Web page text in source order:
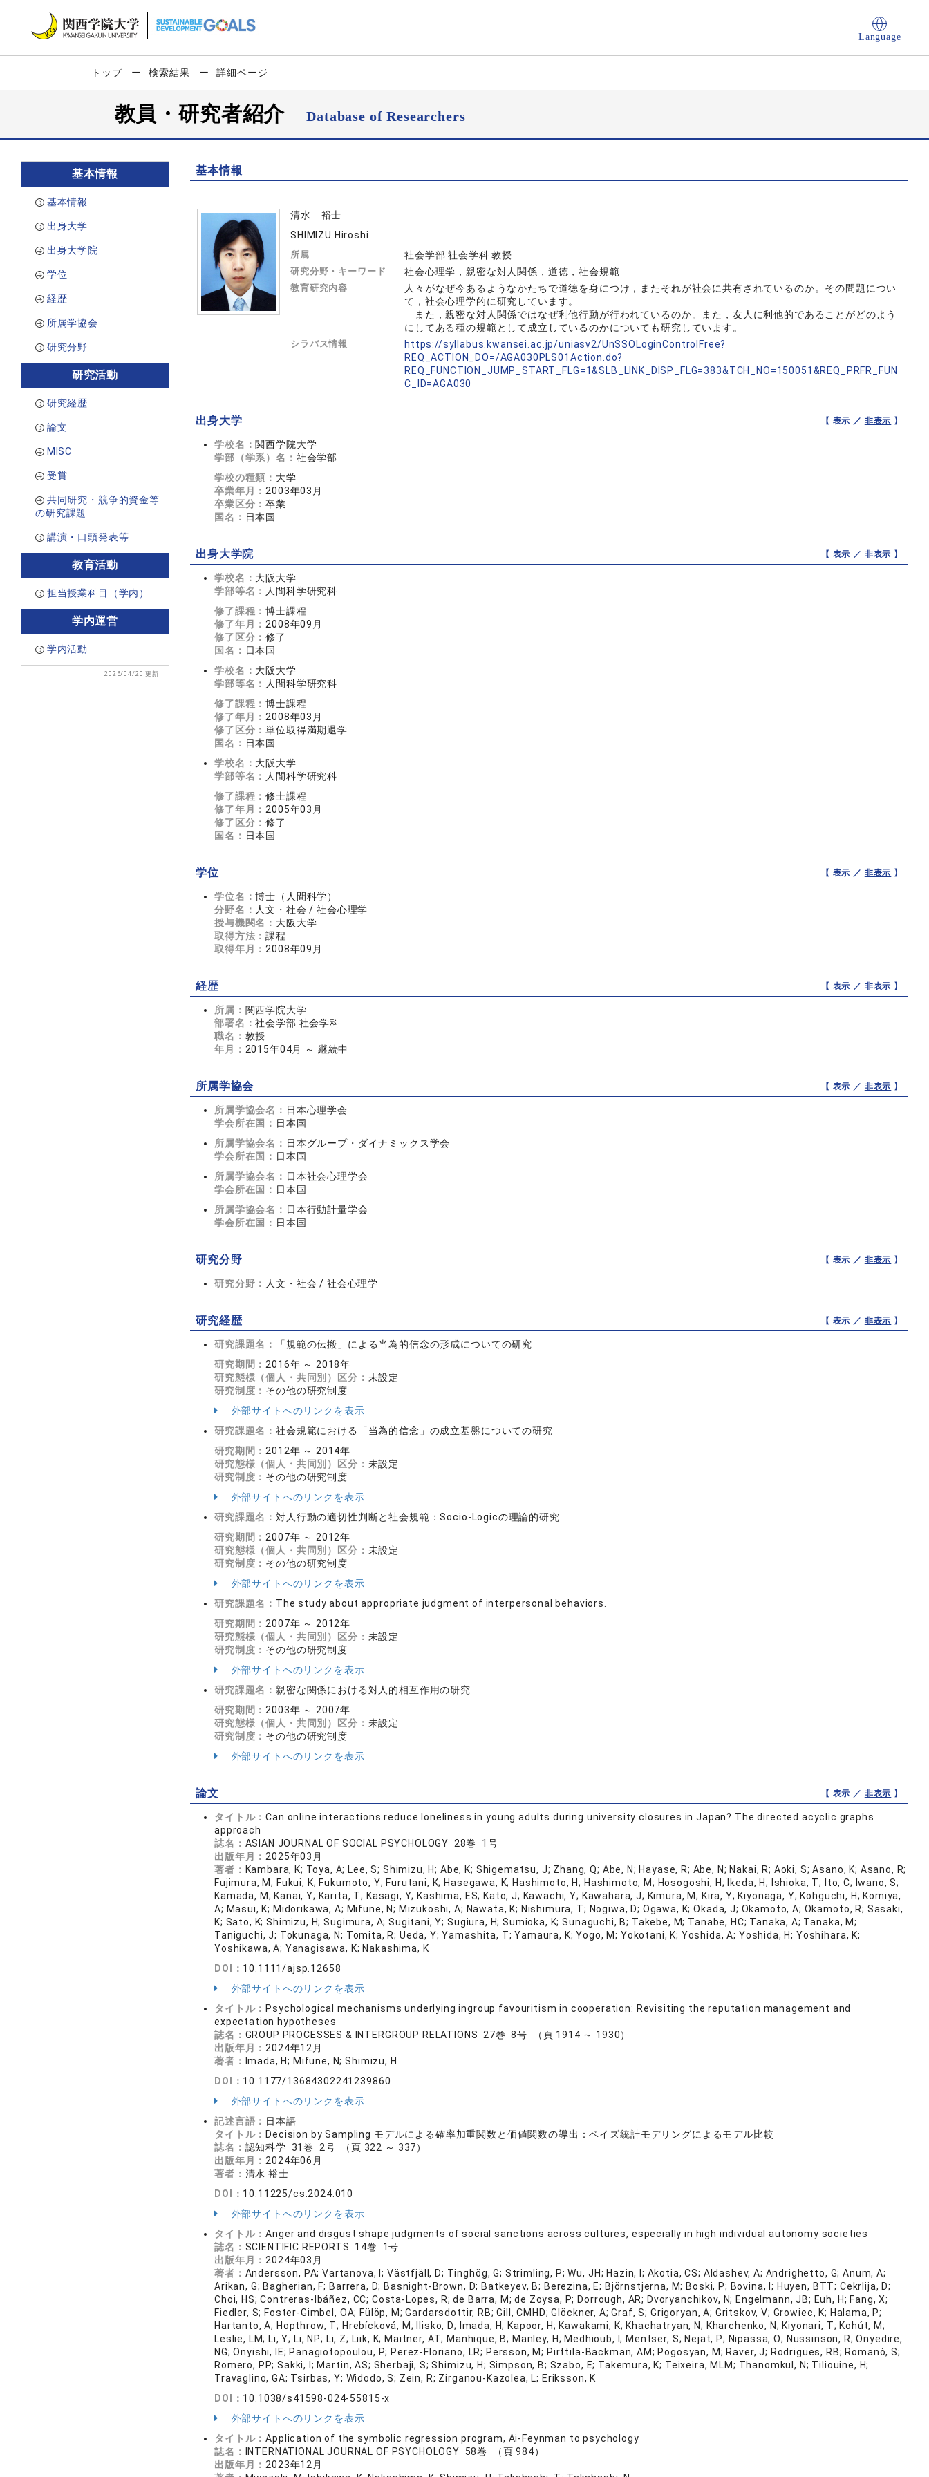
Language
トップ 検索結果 詳細ページ
教員・研究者紹介Database of Researchers
基本情報
基本情報
出身大学
出身大学院
学位
経歴
所属学協会
研究分野
研究活動
研究経歴
論文
MISC
受賞
共同研究・競争的資金等
の研究課題
講演・口頭発表等
教育活動
担当授業科目（学内）
学内運営
学内活動
2026/04/20 更新
基本情報
清水 裕士
SHIMIZU Hiroshi
所属 社会学部 社会学科 教授
研究分野・キーワード 社会心理学，親密な対人関係，道徳，社会規範
教育研究内容
人々がなぜ今あるようなかたちで道徳を身につけ，またそれが社会に共有されているのか。その問題につい
て，社会心理学的に研究しています。
また，親密な対人関係ではなぜ利他行動が行われているのか。また，友人に利他的であることがどのよう
にしてある種の規範として成立しているのかについても研究しています。
シラバス情報
https://syllabus.kwansei.ac.jp/uniasv2/UnSSOLoginControlFree?
REQ_ACTION_DO=/AGA030PLS01Action.do?
REQ_FUNCTION_JUMP_START_FLG=1&SLB_LINK_DISP_FLG=383&TCH_NO=150051&REQ_PRFR_FUN
C_ID=AGA030
出身大学 【 表示 ／ 非表示 】
学校名： 関西学院大学
学部（学系）名： 社会学部
学校の種類： 大学
卒業年月： 2003年03月
卒業区分：卒業
国名： 日本国
出身大学院 【 表示 ／ 非表示 】
学校名： 大阪大学
学部等名： 人間科学研究科
修了課程：博士課程
修了年月： 2008年09月
修了区分：修了
国名： 日本国
学校名： 大阪大学
学部等名： 人間科学研究科
修了課程：博士課程
修了年月： 2008年03月
修了区分：単位取得満期退学
国名： 日本国
学校名： 大阪大学
学部等名： 人間科学研究科
修了課程：修士課程
修了年月： 2005年03月
修了区分：修了
国名： 日本国
学位 【 表示 ／ 非表示 】
学位名：博士（人間科学）
分野名： 人文・社会 / 社会心理学
授与機関名： 大阪大学
取得方法：課程
取得年月： 2008年09月
経歴 【 表示 ／ 非表示 】
所属： 関西学院大学
部署名：社会学部 社会学科
職名： 教授
年月： 2015年04月 ～ 継続中
所属学協会 【 表示 ／ 非表示 】
所属学協会名： 日本心理学会
学会所在国： 日本国
所属学協会名： 日本グループ・ダイナミックス学会
学会所在国： 日本国
所属学協会名： 日本社会心理学会
学会所在国： 日本国
所属学協会名： 日本行動計量学会
学会所在国： 日本国
研究分野 【 表示 ／ 非表示 】
研究分野： 人文・社会 / 社会心理学
研究経歴 【 表示 ／ 非表示 】
研究課題名：
「規範の伝搬」による当為的信念の形成についての研究
研究期間： 2016年 ～ 2018年
研究態様（個人・共同別）区分： 未設定
研究制度： その他の研究制度
外部サイトへのリンクを表示
研究課題名：社会規範における「当為的信念」の成立基盤についての研究
研究期間： 2012年 ～ 2014年
研究態様（個人・共同別）区分： 未設定
研究制度： その他の研究制度
外部サイトへのリンクを表示
研究課題名：対人行動の適切性判断と社会規範：Socio-Logicの理論的研究
研究期間： 2007年 ～ 2012年
研究態様（個人・共同別）区分： 未設定
研究制度： その他の研究制度
外部サイトへのリンクを表示
研究課題名： The study about appropriate judgment of interpersonal behaviors.
研究期間： 2007年 ～ 2012年
研究態様（個人・共同別）区分： 未設定
研究制度： その他の研究制度
外部サイトへのリンクを表示
研究課題名：親密な関係における対人的相互作用の研究
研究期間： 2003年 ～ 2007年
研究態様（個人・共同別）区分： 未設定
研究制度： その他の研究制度
外部サイトへのリンクを表示
論文 【 表示 ／ 非表示 】
タイトル：Can online interactions reduce loneliness in young adults during university closures in Japan? The directed acyclic graphs
approach
誌名： ASIAN JOURNAL OF SOCIAL PSYCHOLOGY 28巻 1号
出版年月： 2025年03月
著者： Kambara, K; Toya, A; Lee, S; Shimizu, H; Abe, K; Shigematsu, J; Zhang, Q; Abe, N; Hayase, R; Abe, N; Nakai, R; Aoki, S; Asano, K; Asano, R;
Fujimura, M; Fukui, K; Fukumoto, Y; Furutani, K; Hasegawa, K; Hashimoto, H; Hashimoto, M; Hosogoshi, H; Ikeda, H; Ishioka, T; Ito, C; Iwano, S;
Kamada, M; Kanai, Y; Karita, T; Kasagi, Y; Kashima, ES; Kato, J; Kawachi, Y; Kawahara, J; Kimura, M; Kira, Y; Kiyonaga, Y; Kohguchi, H; Komiya,
A; Masui, K; Midorikawa, A; Mifune, N; Mizukoshi, A; Nawata, K; Nishimura, T; Nogiwa, D; Ogawa, K; Okada, J; Okamoto, A; Okamoto, R; Sasaki,
K; Sato, K; Shimizu, H; Sugimura, A; Sugitani, Y; Sugiura, H; Sumioka, K; Sunaguchi, B; Takebe, M; Tanabe, HC; Tanaka, A; Tanaka, M;
Taniguchi, J; Tokunaga, N; Tomita, R; Ueda, Y; Yamashita, T; Yamaura, K; Yogo, M; Yokotani, K; Yoshida, A; Yoshida, H; Yoshihara, K;
Yoshikawa, A; Yanagisawa, K; Nakashima, K
DOI： 10.1111/ajsp.12658
外部サイトへのリンクを表示
タイトル： Psychological mechanisms underlying ingroup favouritism in cooperation: Revisiting the reputation management and
expectation hypotheses
誌名： GROUP PROCESSES & INTERGROUP RELATIONS 27巻 8号 （頁 1914 ～ 1930）
出版年月： 2024年12月
著者： Imada, H; Mifune, N; Shimizu, H
DOI： 10.1177/13684302241239860
外部サイトへのリンクを表示
記述言語： 日本語
タイトル： Decision by Sampling モデルによる確率加重関数と価値関数の導出：ベイズ統計モデリングによるモデル比較
誌名： 認知科学 31巻 2号 （頁 322 ～ 337）
出版年月： 2024年06月
著者： 清水 裕士
DOI： 10.11225/cs.2024.010
外部サイトへのリンクを表示
タイトル：Anger and disgust shape judgments of social sanctions across cultures, especially in high individual autonomy societies
誌名： SCIENTIFIC REPORTS 14巻 1号
出版年月： 2024年03月
著者： Andersson, PA; Vartanova, I; Västfjäll, D; Tinghög, G; Strimling, P; Wu, JH; Hazin, I; Akotia, CS; Aldashev, A; Andrighetto, G; Anum, A;
Arikan, G; Bagherian, F; Barrera, D; Basnight-Brown, D; Batkeyev, B; Berezina, E; Björnstjerna, M; Boski, P; Bovina, I; Huyen, BTT; Cekrlija, D;
Choi, HS; Contreras-Ibáñez, CC; Costa-Lopes, R; de Barra, M; de Zoysa, P; Dorrough, AR; Dvoryanchikov, N; Engelmann, JB; Euh, H; Fang, X;
Fiedler, S; Foster-Gimbel, OA; Fülöp, M; Gardarsdottir, RB; Gill, CMHD; Glöckner, A; Graf, S; Grigoryan, A; Gritskov, V; Growiec, K; Halama, P;
Hartanto, A; Hopthrow, T; Hrebícková, M; Ilisko, D; Imada, H; Kapoor, H; Kawakami, K; Khachatryan, N; Kharchenko, N; Kiyonari, T; Kohút, M;
Leslie, LM; Li, Y; Li, NP; Li, Z; Liik, K; Maitner, AT; Manhique, B; Manley, H; Medhioub, I; Mentser, S; Nejat, P; Nipassa, O; Nussinson, R; Onyedire,
NG; Onyishi, IE; Panagiotopoulou, P; Perez-Floriano, LR; Persson, M; Pirttilä-Backman, AM; Pogosyan, M; Raver, J; Rodrigues, RB; Romanò, S;
Romero, PP; Sakki, I; Martin, AS; Sherbaji, S; Shimizu, H; Simpson, B; Szabo, E; Takemura, K; Teixeira, MLM; Thanomkul, N; Tiliouine, H;
Travaglino, GA; Tsirbas, Y; Widodo, S; Zein, R; Zirganou-Kazolea, L; Eriksson, K
DOI： 10.1038/s41598-024-55815-x
外部サイトへのリンクを表示
タイトル：Application of the symbolic regression program, Ai-Feynman to psychology
誌名：
INTERNATIONAL JOURNAL OF PSYCHOLOGY 58巻 （頁 984）
出版年月： 2023年12月